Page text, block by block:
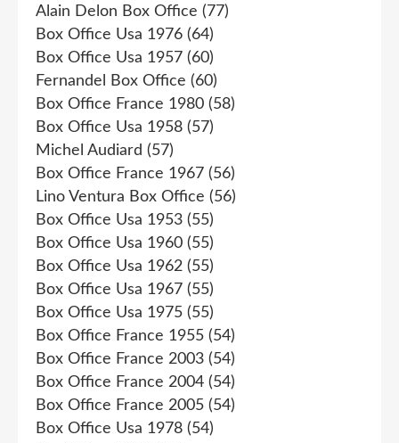
Alain Delon Box Office (77)
Box Office Usa 1976 (64)
Box Office Usa 1957 (60)
Fernandel Box Office (60)
Box Office France 1980 (58)
Box Office Usa 1958 (57)
Michel Audiard (57)
Box Office France 1967 (56)
Lino Ventura Box Office (56)
Box Office Usa 1953 (55)
Box Office Usa 1960 (55)
Box Office Usa 1962 (55)
Box Office Usa 1967 (55)
Box Office Usa 1975 (55)
Box Office France 1955 (54)
Box Office France 2003 (54)
Box Office France 2004 (54)
Box Office France 2005 (54)
Box Office Usa 1978 (54)